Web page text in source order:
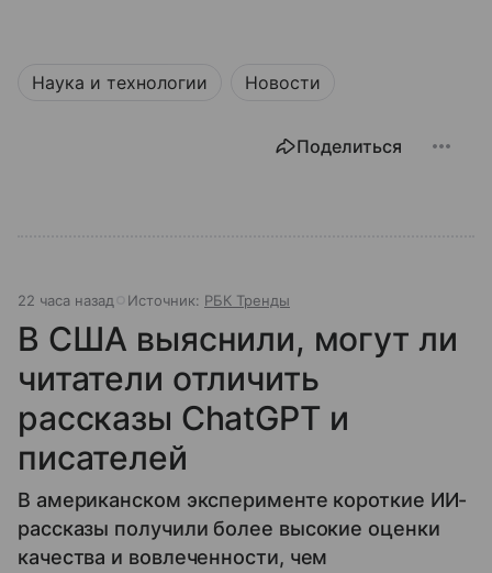
Наука и технологии Новости
Поделиться
22 часа назад Источник: РБК Тренды
В США выяснили, могут ли
читатели отличить
рассказы ChatGPT и
писателей
В американском эксперименте короткие ИИ-
рассказы получили более высокие оценки
качества и вовлеченности, чем